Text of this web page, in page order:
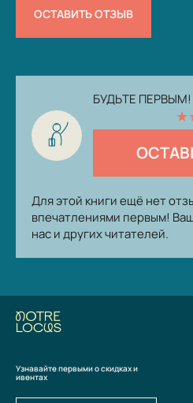
ОСТАВИТЬ ОТЗЫВ
БУДЬТЕ ПЕРВЫМ!
★
Для этой книги ещё нет
впечатлениями первым!
нас и других читателей.
Узнавайте первыми о скидках и
ивентах